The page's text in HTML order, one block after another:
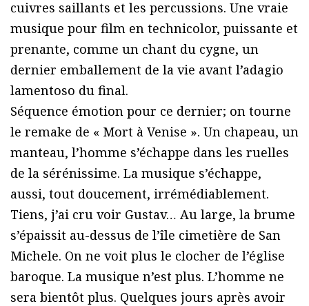
cuivres saillants et les percussions. Une vraie
musique pour film en technicolor, puissante et
prenante, comme un chant du cygne, un
dernier emballement de la vie avant l’adagio
lamentoso du final.
Séquence émotion pour ce dernier; on tourne
le remake de « Mort à Venise ». Un chapeau, un
manteau, l’homme s’échappe dans les ruelles
de la sérénissime. La musique s’échappe,
aussi, tout doucement, irrémédiablement.
Tiens, j’ai cru voir Gustav… Au large, la brume
s’épaissit au-dessus de l’île cimetière de San
Michele. On ne voit plus le clocher de l’église
baroque. La musique n’est plus. L’homme ne
sera bientôt plus. Quelques jours après avoir